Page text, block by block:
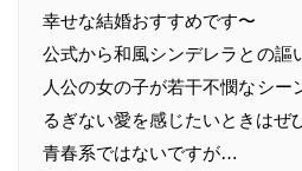
幸せな結婚おすすめです〜
公式から和風シンデレラとの謳
人公の女の子が若干不憫なシー
るぎない愛を感じたいときはぜ
青春系ではないですが…